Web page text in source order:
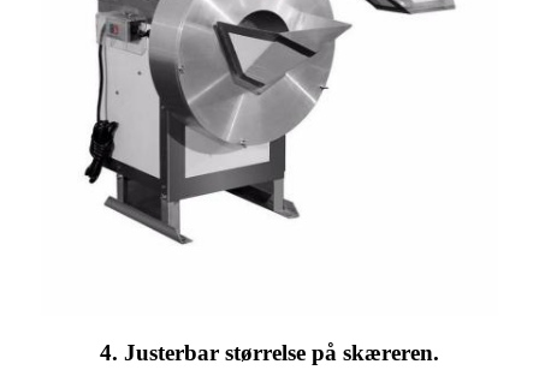
4. Justerbar størrelse på skæreren.